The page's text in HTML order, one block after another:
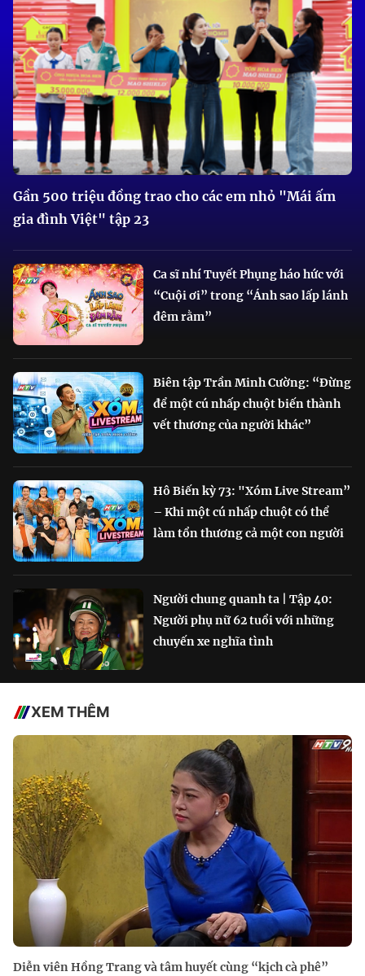
Gần 500 triệu đồng trao cho các em nhỏ "Mái ấm
gia đình Việt" tập 23
Ca sĩ nhí Tuyết Phụng háo hức với
“Cuội ơi” trong “Ánh sao lấp lánh
đêm rằm”
Biên tập Trần Minh Cường: “Đừng
để một cú nhấp chuột biến thành
vết thương của người khác”
Hô Biến kỳ 73: "Xóm Live Stream”
– Khi một cú nhấp chuột có thể
làm tổn thương cả một con người
Người chung quanh ta | Tập 40:
Người phụ nữ 62 tuổi với những
chuyến xe nghĩa tình
XEM THÊM
Diễn viên Hồng Trang và tâm huyết cùng “kịch cà phê”